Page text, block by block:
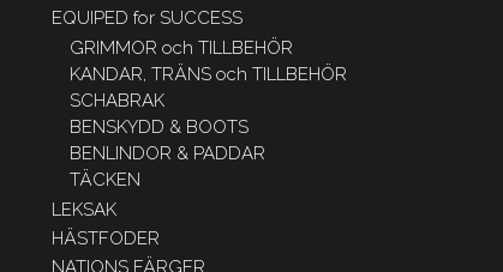
EQUIPED for SUCCESS
GRIMMOR och TILLBEHÖR
KANDAR, TRÄNS och TILLBEHÖR
SCHABRAK
BENSKYDD & BOOTS
BENLINDOR & PADDAR
TÄCKEN
LEKSAK
HÄSTFODER
NATIONS FÄRGER